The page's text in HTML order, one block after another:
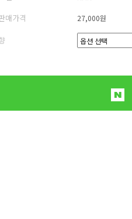
매가격 27,000원